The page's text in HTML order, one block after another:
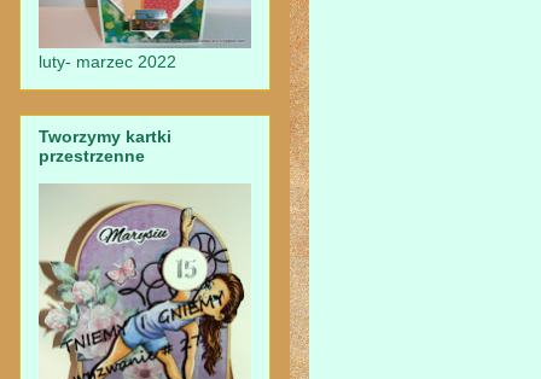
luty- marzec 2022
Tworzymy kartki
przestrzenne